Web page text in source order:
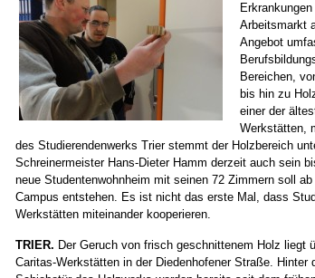
Arbeitsmarkt
Angebot
Bereichen,
bis hin zu
einer der
Werkstätten,
des Studierendenwerks Trier stemmt der Holzbereich
Schreinermeister Hans-Dieter Hamm derzeit auch sein
neue Studentenwohnheim mit seinen 72 Zimmern soll
Campus entstehen. Es ist nicht das erste Mal, dass
Werkstätten miteinander kooperieren.
TRIER. Der Geruch von frisch geschnittenem Holz liegt
Caritas-Werkstätten in der Diedenhofener Straße. Hinter